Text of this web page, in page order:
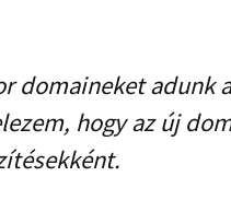
domaineket adunk
hogy az új